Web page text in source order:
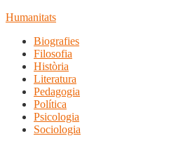
Humanitats
Biografies
Filosofia
Història
Literatura
Pedagogia
Política
Psicologia
Sociologia